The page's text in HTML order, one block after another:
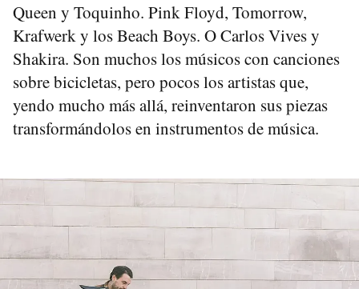
Queen y Toquinho. Pink Floyd, Tomorrow,
Krafwerk y los Beach Boys. O Carlos Vives y
Shakira. Son muchos los músicos con canciones
sobre bicicletas, pero pocos los artistas que,
yendo mucho más allá, reinventaron sus piezas
transformándolos en instrumentos de música.